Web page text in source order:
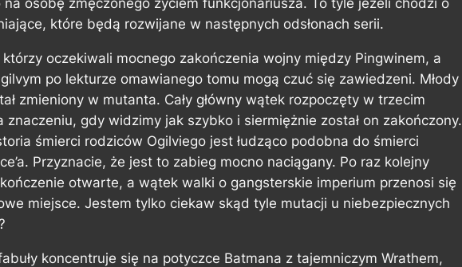
na osobę zmęczonego życiem funkcjonariusza. To tyle jeżeli chodzi o
które będą rozwijane w następnych odsłonach serii.
którzy oczekiwali mocnego zakończenia wojny między Pingwinem, a
po lekturze omawianego tomu mogą czuć się zawiedzeni. Młody
zmieniony w mutanta. Cały główny wątek rozpoczęty w trzecim
znaczeniu, gdy widzimy jak szybko i siermiężnie został on zakończony.
śmierci rodziców Ogilviego jest łudząco podobna do śmierci
Przyznacie, że jest to zabieg mocno naciągany. Po raz kolejny
otwarte, a wątek walki o gangsterskie imperium przenosi się
miejsce. Jestem tylko ciekaw skąd tyle mutacji u niebezpiecznych
koncentruje się na potyczce Batmana z tajemniczym Wrathem,